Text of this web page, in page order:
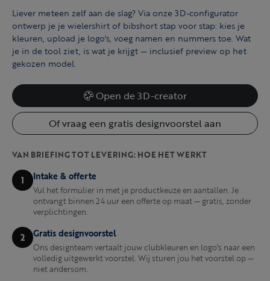
Liever meteen zelf aan de slag? Via onze 3D-configurator
ontwerp je je wielershirt of bibshort stap voor stap: kies je
kleuren, upload je logo's, voeg namen en nummers toe. Wat
je in de tool ziet, is wat je krijgt — inclusief preview op het
gekozen model.
Open de 3D-creator
Of vraag een gratis designvoorstel aan
VAN BRIEFING TOT LEVERING: HOE HET WERKT
1 Intake & offerte
Vul het formulier in met je productkeuze en aantallen. Je
ontvangt binnen 24 uur een offerte op maat — gratis, zonder
verplichtingen.
2 Gratis designvoorstel
Ons designteam vertaalt jouw clubkleuren en logo's naar een
volledig uitgewerkt voorstel. Wij sturen jou het voorstel op —
niet andersom.